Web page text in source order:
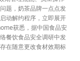
题，奶茶品牌一点点发
动解约程序，立即展开
获悉，据中国食品安
餐饮食品安全调研中发
在随意更改食材效期标